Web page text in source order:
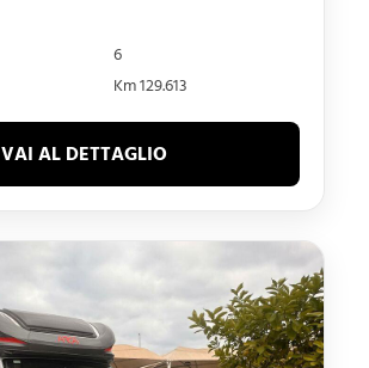
6
Km 129.613
VAI AL DETTAGLIO